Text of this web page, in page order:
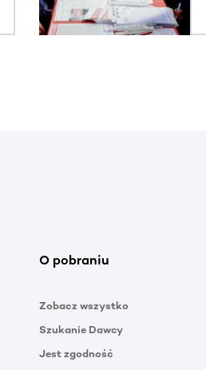
O pobraniu
Zobacz wszystko
Szukanie Dawcy
Jest zgodność